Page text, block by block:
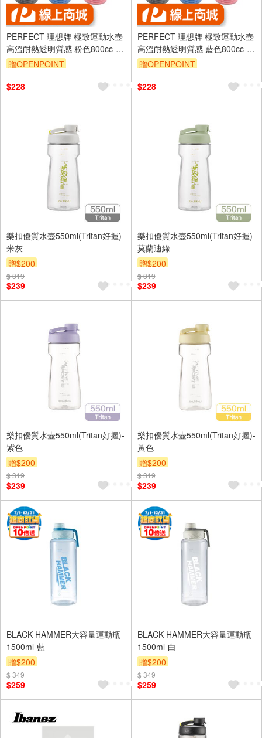
PERFECT 理想牌 極致運動水壺
高溫耐熱透明質感 粉色800cc-
Leidea樂德兒
贈OPENPOINT
$228
PERFECT 理想牌 極致運動水壺
高溫耐熱透明質感 藍色800cc-
Leidea樂德兒
贈OPENPOINT
$228
樂扣優質水壺550ml(Tritan好握)-
米灰
贈$200
$ 319
$239
樂扣優質水壺550ml(Tritan好握)-
莫蘭迪綠
贈$200
$ 319
$239
樂扣優質水壺550ml(Tritan好握)-
紫色
贈$200
$ 319
$239
樂扣優質水壺550ml(Tritan好握)-
黃色
贈$200
$ 319
$239
BLACK HAMMER大容量運動瓶
1500ml-藍
贈$200
$ 349
$259
BLACK HAMMER大容量運動瓶
1500ml-白
贈$200
$ 349
$259